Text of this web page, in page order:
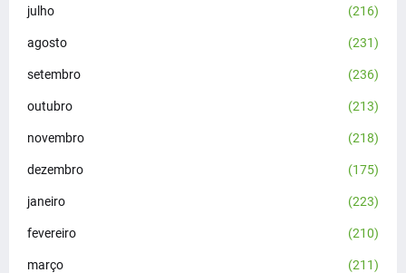
julho (216)
agosto (231)
setembro (236)
outubro (213)
novembro (218)
dezembro (175)
janeiro (223)
fevereiro (210)
março (211)